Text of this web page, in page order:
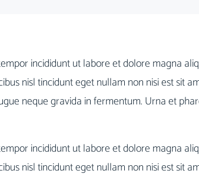
incididunt ut labore et dolore magna
nisl tincidunt eget nullam non nisi est sit
neque gravida in fermentum. Urna et
incididunt ut labore et dolore magna
nisl tincidunt eget nullam non nisi est sit